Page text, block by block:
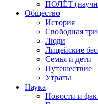
ПОЛЁТ
Общество
История
Свободная
Люди
Лицейские
Семья и дети
Путешествие
Утраты
Наука
Новости и